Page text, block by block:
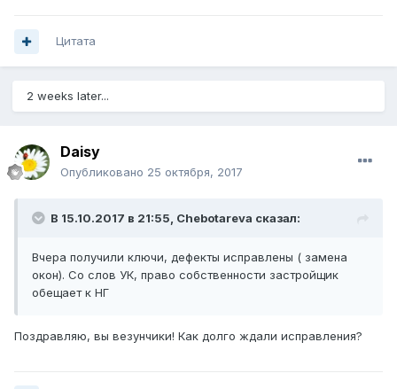
Цитата
2 weeks later...
Daisy
Опубликовано 25 октября, 2017
В 15.10.2017 в 21:55, Chebotareva сказал:
Вчера получили ключи, дефекты исправлены ( замена
окон). Со слов УК, право собственности застройщик
обещает к НГ
Поздравляю, вы везунчики! Как долго ждали исправления?